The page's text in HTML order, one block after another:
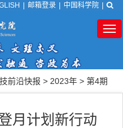
邮箱登录 中国科学院
前沿快报 > 2023年 > 第4期
月计划新行动